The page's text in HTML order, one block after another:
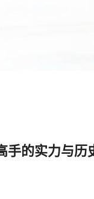
手的实力与历